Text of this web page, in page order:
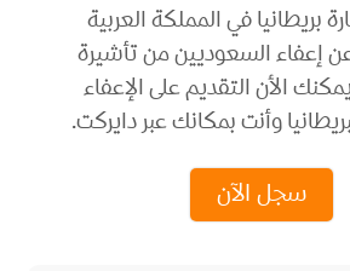
بريطانيا في المملكة العربية
إعفاء السعوديين من تأشيرة
الأن التقديم على الإعفاء
وأنت بمكانك عبر دايركت.
سجل الآن